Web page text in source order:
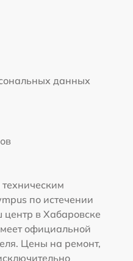
данных
по истечении
в Хабаровске
официальной
Цены на ремонт,